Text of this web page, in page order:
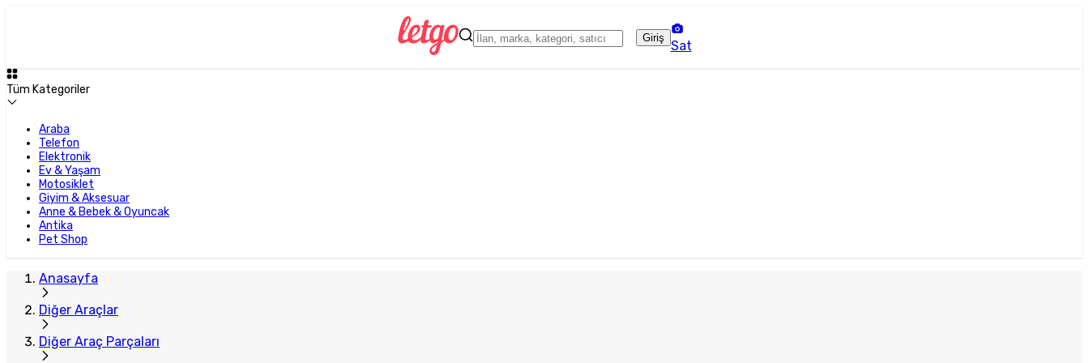
Giriş
Sat
Tüm Kategoriler
Araba
Telefon
Elektronik
Ev & Yaşam
Motosiklet
Giyim & Aksesuar
Anne & Bebek & Oyuncak
Antika
Pet Shop
Anasayfa
Diğer Araçlar
Diğer Araç Parçaları